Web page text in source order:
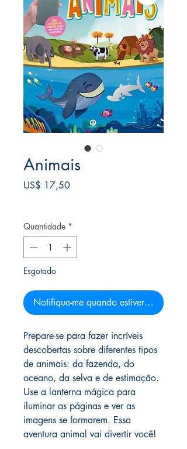
Animais
US$ 17,50Preço
Quantidade *
Esgotado
Notifique-me quando estiver disponível
Prepare-se para fazer incríveis
descobertas sobre diferentes tipos
de animais: da fazenda, do
oceano, da selva e de estimação.
Use a lanterna mágica para
iluminar as páginas e ver as
imagens se formarem. Essa
aventura animal vai divertir você!